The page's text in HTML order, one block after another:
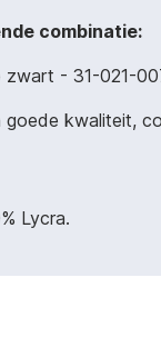
combinatie:
zwart - 31-021-
kwaliteit,
Lycra.